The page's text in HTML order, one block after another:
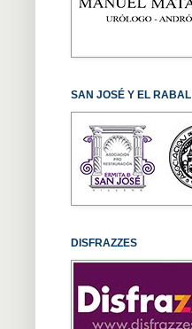
SAN JOSÉ Y EL RABAL
DISFRAZZES